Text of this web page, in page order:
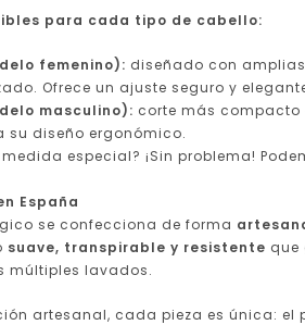
para cada tipo de cabello:
femenino): diseñado con
Ofrece un ajuste seguro y
masculino): corte más compacto
diseño ergonómico.
especial? ¡Sin problema!
España
se confecciona de forma
suave, transpirable y resistente que
múltiples lavados.
artesanal, cada pieza es única: